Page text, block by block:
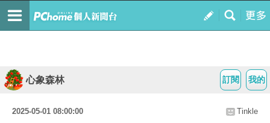
我的
訂閱
心象森林
2025-05-01 08:00:00 Tinkle